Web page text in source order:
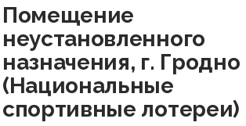
Помещение
неустановленного
назначения, г. Гродно
(Национальные
спортивные лотереи)